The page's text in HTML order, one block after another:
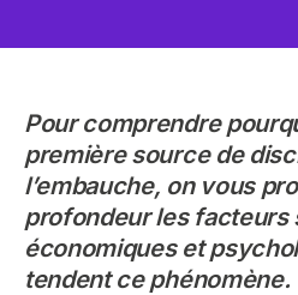
Pour comprendre
première source de
l’embauche, on vous
profondeur les facteurs
économiques et
tendent ce phénomène.